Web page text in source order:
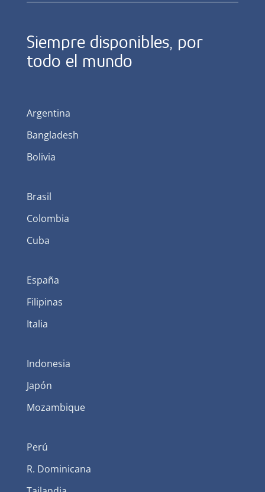
Siempre disponibles, por
todo el mundo
Argentina
Bangladesh
Bolivia
Brasil
Colombia
Cuba
España
Filipinas
Italia
Indonesia
Japón
Mozambique
Perú
R. Dominicana